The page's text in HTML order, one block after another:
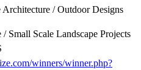
/ Outdoor Designs
Small Scale Landscape Projects
winners/winner.php?